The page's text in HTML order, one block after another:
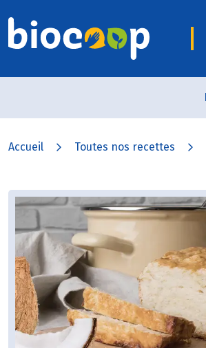
Accueil Toutes nos recettes